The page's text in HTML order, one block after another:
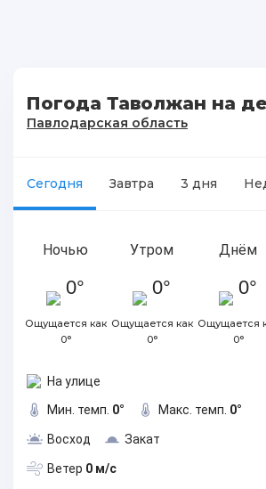
Погода Таволжан на
Павлодарская область
Сегодня Завтра 3 дня
Ночью
0°
Ощущается как
0°
Утром
0°
Ощущается как
0°
Днём
0°
Ощущается
0°
На улице
Мин. темп. 0° Макс. темп. 0°
Восход Закат
Ветер 0 м/с